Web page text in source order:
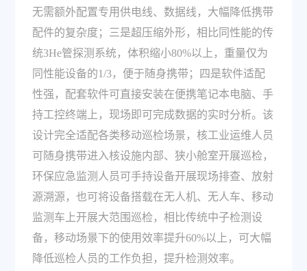
无需额外配置专用供电线、数据线，大幅降低携带
配件的复杂度；三是超压缩外形，相比同性能的传
统3He管探测系统，体积缩小80%以上，重量仅为
同性能设备的1/3，便于随身携带；四是软件适配
性强，配套软件可直接安装在便携笔记本电脑、手
持工控终端上，现场即可完成数据的实时分析。该
设计完全适配各类移动巡检场景，核工业运维人员
可随身携带进入核设施内部、狭小舱室开展巡检，
环保应急监测人员可手持设备开展现场排查、放射
源溯源，也可将设备搭载在无人机、无人车、移动
监测车上开展大范围巡检，相比传统中子检测设
备，移动场景下的使用效率提升60%以上，可大幅
降低巡检人员的工作负担，提升检测效率。